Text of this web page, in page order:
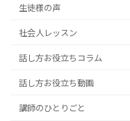
生徒様の声
社会人レッスン
話し方お役立ちコラム
話し方お役立ち動画
講師のひとりごと